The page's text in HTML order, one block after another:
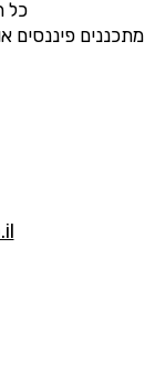
כל
מתכננים פיננסים